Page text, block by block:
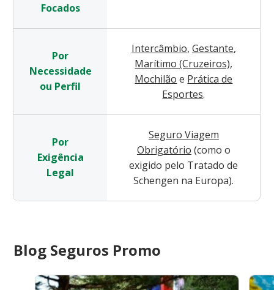
Focados
Por
Necessidade
ou Perfil
Intercâmbio, Gestante,
Marítimo (Cruzeiros),
Mochilão e Prática de
Esportes.
Por
Exigência
Legal
Seguro Viagem
Obrigatório (como o
exigido pelo Tratado de
Schengen na Europa).
Blog Seguros Promo